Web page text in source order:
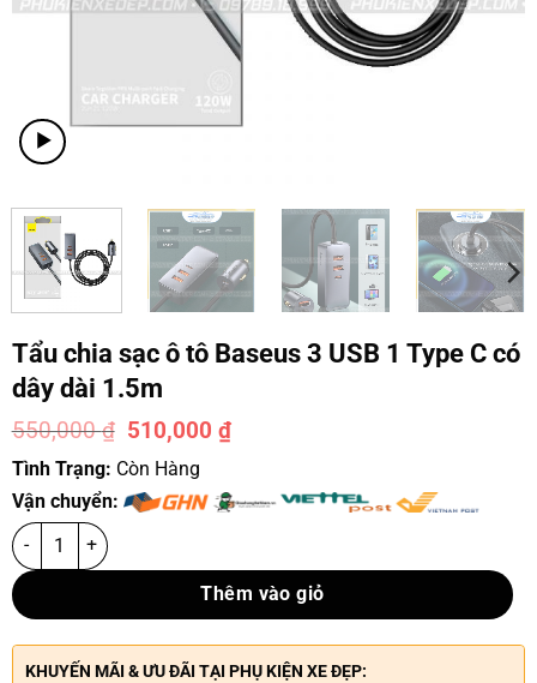
Tẩu chia sạc ô tô Baseus 3 USB 1 Type C có
dây dài 1.5m
550,000₫ 510,000₫
Tình Trạng: Còn Hàng
Vận chuyển:
Thêm vào giỏ
KHUYẾN MÃI & ƯU ĐÃI TẠI PHỤ KIỆN XE ĐẸP: